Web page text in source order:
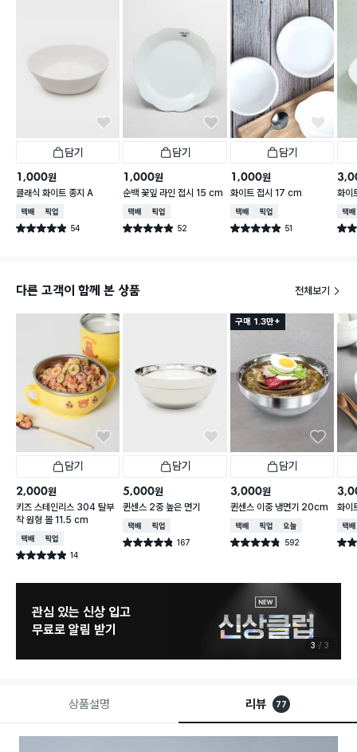
담기
1,000원
클래식 화이트 종지 A
택배배송매장픽업
별점 4.9점 54
건 작성
담기
1,000원
순백 꽃잎 라인 접시 15 cm
택배배송매장픽업
별점 4.9점 52
건 작성
담기
1,000원
화이트 접시 17 cm
택배배송매장픽업
별점 4.9점 51
건 작성
화이
택배
별점
다른 고객이 함께 본 상품 전체보기
담기
2,000원
키즈 스테인리스 304 탈부
착 원형 볼 11.5 cm
택배배송매장픽업
별점 4.9점 14
건 작성
담기
5,000원
퀸센스 2중 높은 면기
택배배송매장픽업
별점 4.8점 167
건 작성
구매 1.3만+
담기
3,000원
퀸센스 이중 냉면기 20cm
택배배송매장픽업오늘배송
별점 4.8점 592
건 작성
화이
택배
별점
늦으면 품절 주의
8월 신상 예고
1 3
상품설명 리뷰 77